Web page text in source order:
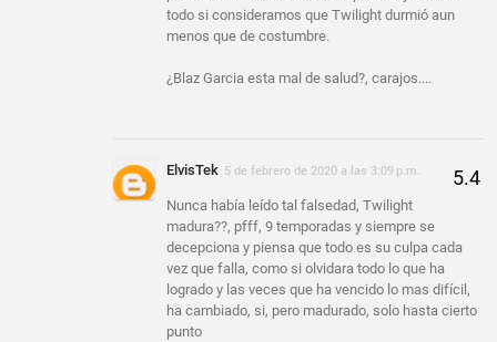
todo si consideramos que Twilight durmió aun
menos que de costumbre.
¿Blaz Garcia esta mal de salud?, carajos....
ElvisTek 5 de febrero de 2020 a las 3:09 p.m.
Nunca había leído tal falsedad, Twilight
madura??, pfff, 9 temporadas y siempre se
decepciona y piensa que todo es su culpa cada
vez que falla, como si olvidara todo lo que ha
logrado y las veces que ha vencido lo mas difícil,
ha cambiado, si, pero madurado, solo hasta cierto
punto